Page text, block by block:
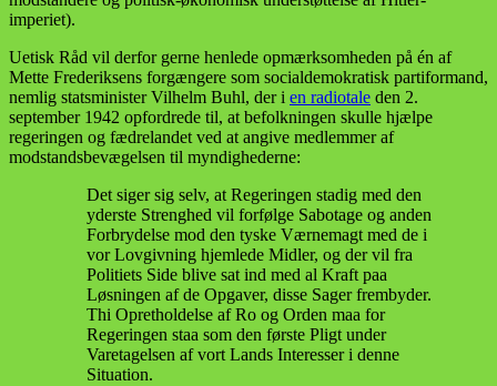
imperiet).
Uetisk Råd vil derfor gerne henlede opmærksomheden på én af
Mette Frederiksens forgængere som socialdemokratisk partiformand,
nemlig statsminister Vilhelm Buhl, der i en radiotale den 2.
september 1942 opfordrede til, at befolkningen skulle hjælpe
regeringen og fædrelandet ved at angive medlemmer af
modstandsbevægelsen til myndighederne:
Det siger sig selv, at Regeringen stadig med den
yderste Strenghed vil forfølge Sabotage og anden
Forbrydelse mod den tyske Værnemagt med de i
vor Lovgivning hjemlede Midler, og der vil fra
Politiets Side blive sat ind med al Kraft paa
Løsningen af de Opgaver, disse Sager frembyder.
Thi Opretholdelse af Ro og Orden maa for
Regeringen staa som den første Pligt under
Varetagelsen af vort Lands Interesser i denne
Situation.